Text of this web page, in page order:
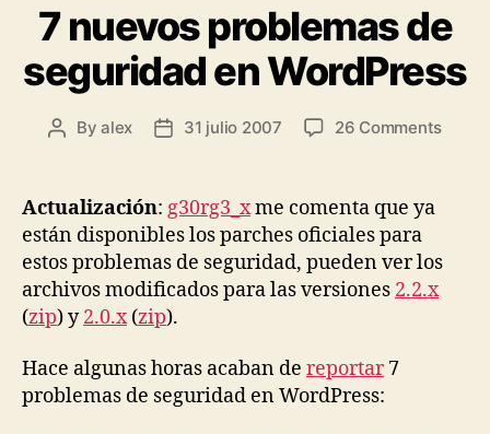
7 nuevos problemas de
seguridad en WordPress
PostByalex
Post31 julio 2007 26 Commentson
en
Actualización: g30rg3_xme comenta que ya
están disponibles los parches oficiales para
estos problemas de seguridad, pueden ver los
archivos modificados para las versiones 2.2.x
(zip) y2.0.x(zip).
Hace algunas horas acaban de reportar7
problemas de seguridad en WordPress: